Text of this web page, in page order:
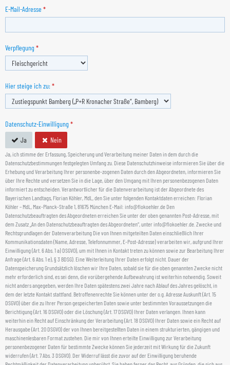
E-Mail-Adresse *
Verpflegung *
Hier steige ich zu:*
Datenschutz-Einwilligung *
Ja
Nein
Ja, ich stimme der Erfassung, Speicherung und Verarbeitung meiner Daten in dem durch die
Datenschutzbestimmungen festgelegten Umfang zu. Diese Datenschutzhinweise informieren Sie über die
Erhebung und Verarbeitung Ihrer personenbe-zogenen Daten durch den Abgeordneten, informieren Sie
über Ihre Rechte und versetzen Sie in die Lage, über den Umgang mit Ihren personenbezogenen Daten
informiert zu entscheiden. Verantwortlicher für die Datenverarbeitung ist der Abgeordnete des
Bayerischen Landtags, Florian Köhler, MdL, den Sie unter folgenden Kontaktdaten erreichen: Florian
Köhler – MdL, Max-Planck-Straße 1, 81675 München E-Mail: info@flokoehler.de Den
Datenschutzbeauftragten des Abgeordneten erreichen Sie unter der oben genannten Post-Adresse, mit
dem Zusatz „An den Datenschutzbeauftragten des Abgeordneten“, unter info@flokoehler.de. Zwecke und
Rechtsgrundlagen der Datenverarbeitung Die von Ihnen mitgeteilten Daten einschließlich Ihrer
Kommunikationsdaten (Name, Adresse, Telefonnummer, E-Post-Adresse) verarbeiten wir, aufgrund Ihrer
Einwilligung (Art. 6 Abs. 1 a) DSGVO), um mit Ihnen in Kontakt treten zu können sowie zur Bearbeitung Ihrer
Anfrage (Art. 6 Abs. 1 e), § 3 BDSG). Eine Weiterleitung Ihrer Daten erfolgt nicht. Dauer der
Datenspeicherung Grundsätzlich löschen wir Ihre Daten, sobald sie für die oben genannten Zwecke nicht
mehr erforderlich sind, es sei denn, die vorübergehende Aufbewahrung ist weiterhin notwendig. Soweit
nicht anders angegeben, werden Ihre Daten spätestens zwei Jahre nach Ablauf des Jahres gelöscht, in
dem der letzte Kontakt stattfand. Betroffenenrechte Sie können unter der o.g. Adresse Auskunft (Art. 15
DSGVO) über die zu Ihrer Person gespeicherten Daten sowie unter bestimmten Voraussetzungen die
Berichtigung (Art. 16 DSGVO) oder die Löschung (Art. 17 DSGVO) Ihrer Daten verlangen. Ihnen kann
weiterhin ein Recht auf Einschränkung der Verarbeitung (Art. 18 DSGVO) Ihrer Daten sowie ein Recht auf
Herausgabe (Art. 20 DSGVO) der von Ihnen bereitgestellten Daten in einem strukturierten, gängigen und
maschinenlesbaren Format zustehen. Die mir von Ihnen erteilte Einwilligung zur Verarbeitung
personenbezogener Daten für bestimmte Zwecke können Sie jederzeit mit Wirkung für die Zukunft
widerrufen (Art. 7 Abs. 3 DSGVO). Der Widerruf lässt die zuvor auf der Einwilligung beruhende